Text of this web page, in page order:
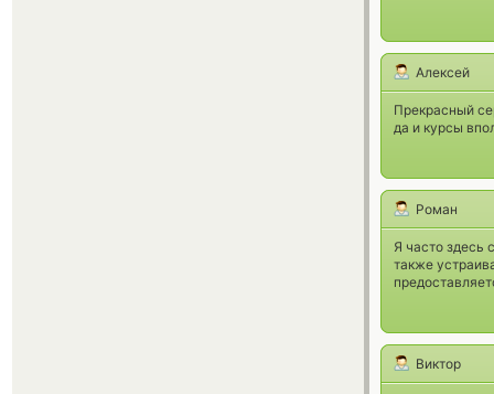
Алексей
Прекрасный
да и курсы
Роман
Я часто
также
Виктор